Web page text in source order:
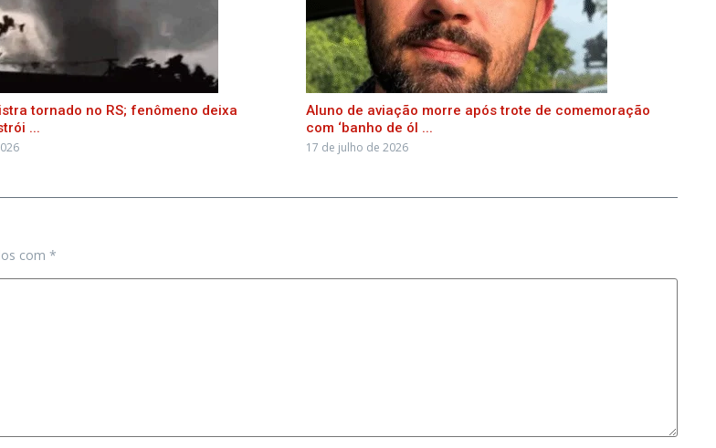
tornado no RS; fenômeno deixa
...
Aluno de aviação morre após trote de comemoração
com ‘banho de ól ...
17 de julho de 2026
com *